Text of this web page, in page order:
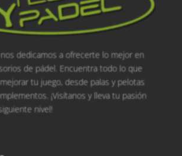
nos dedicamos a ofrecerte lo mejor en
de pádel. Encuentra todo lo que
tu juego, desde palas y pelotas
¡Visítanos y lleva tu pasión
nivel!